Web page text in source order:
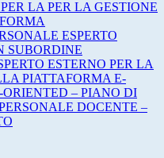
LA PER LA GESTIONE
ESPERTO
SUBORDINE
ESTERNO PER LA
PIATTAFORMA E-
– PIANO DI
DOCENTE –